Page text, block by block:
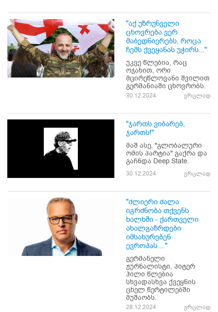
"აქ უზრუნველი
ცხოვრება ვერ
მაბედნიერებს, როცა
ჩემს ქვეყანას უჭირს..."
უკვე წლებია, რაც
ოჯახით, ორი
მცირეწლოვანი შვილით
გერმანიაში ცხოვრობს.
30.12.2024 ვრცლად
"ჯართს ვიბარებ,
ჯართს!"
მაშ ასე, "გლობალური
ომის პარტია" გაქრა და
გაჩნდა Deep State.
30.12.2024 ვრცლად
"ძლიერი ძალა
იგრძნობა თქვენს
ხალხში - ქართველი
ახალგაზრდები
იმსახურებენ
ევროპას...."
გერმანელი
ჟურნალისტი, პიტერ
ჰილი წლებია
სხვადასხვა ქვეყნის
ცხელ წერტილებში
მუშაობს.
28.12.2024 ვრცლად